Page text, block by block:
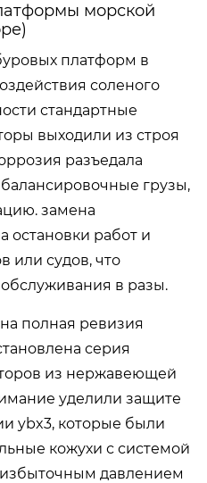
морской
платформ в
соленого
стандартные
выходили из строя
разъедала
грузы,
замена
остановки работ и
или судов, что
в разы.
полная ревизия
серия
из нержавеющей
уделили защите
ybx3, которые были
кожухи с системой
давлением